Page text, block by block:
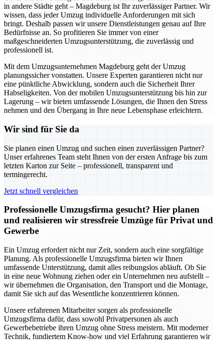
in andere Städte geht – Magdeburg ist Ihr zuverlässiger Partner. Wir
wissen, dass jeder Umzug individuelle Anforderungen mit sich
bringt. Deshalb passen wir unsere Dienstleistungen genau auf Ihre
Bedürfnisse an. So profitieren Sie immer von einer
maßgeschneiderten Umzugsunterstützung, die zuverlässig und
professionell ist.
Mit dem Umzugsunternehmen Magdeburg geht der Umzug
planungssicher vonstatten. Unsere Experten garantieren nicht nur
eine pünktliche Abwicklung, sondern auch die Sicherheit Ihrer
Habseligkeiten. Von der mobilen Umzugsunterstützung bis hin zur
Lagerung – wir bieten umfassende Lösungen, die Ihnen den Stress
nehmen und den Übergang in Ihre neue Lebensphase erleichtern.
Wir sind für Sie da
Sie planen einen Umzug und suchen einen zuverlässigen Partner?
Unser erfahrenes Team steht Ihnen von der ersten Anfrage bis zum
letzten Karton zur Seite – professionell, transparent und
termingerecht.
Jetzt schnell vergleichen
Professionelle Umzugsfirma gesucht? Hier planen
und realisieren wir stressfreie Umzüge für Privat und
Gewerbe
Ein Umzug erfordert nicht nur Zeit, sondern auch eine sorgfältige
Planung. Als professionelle Umzugsfirma bieten wir Ihnen
umfassende Unterstützung, damit alles reibungslos abläuft. Ob Sie
in eine neue Wohnung ziehen oder ein Unternehmen neu aufstellt –
wir übernehmen die Organisation, den Transport und die Montage,
damit Sie sich auf das Wesentliche konzentrieren können.
Unsere erfahrenen Mitarbeiter sorgen als professionelle
Umzugsfirma dafür, dass sowohl Privatpersonen als auch
Gewerbebetriebe ihren Umzug ohne Stress meistern. Mit moderner
Technik, fundiertem Know-how und viel Erfahrung garantieren wir